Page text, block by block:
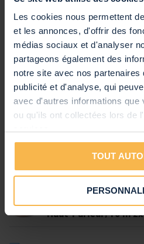
Les cookies nous permettent
et les annonces, d'offrir des
médias sociaux et d'analyser
partageons également des
notre site avec nos
publicité et d'analyse, qui
avec d'autres informations que
ou qu'ils ont collectées lors de
TOUT
Autres caractéristiques
Marque
SKU
Code EAN
Garantie
2
Notice d'Utilisation
Voir toutes les caractéristiques
Produits inclus dans le kit
Vonyx SL15 -
Puissance de 800
Pouces, Poignées
Professionnel, 2X
Haut-Parleur, 10 m